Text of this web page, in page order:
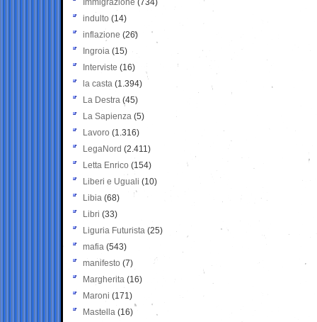
Immigrazione (734)
indulto (14)
inflazione (26)
Ingroia (15)
Interviste (16)
la casta (1.394)
La Destra (45)
La Sapienza (5)
Lavoro (1.316)
LegaNord (2.411)
Letta Enrico (154)
Liberi e Uguali (10)
Libia (68)
Libri (33)
Liguria Futurista (25)
mafia (543)
manifesto (7)
Margherita (16)
Maroni (171)
Mastella (16)